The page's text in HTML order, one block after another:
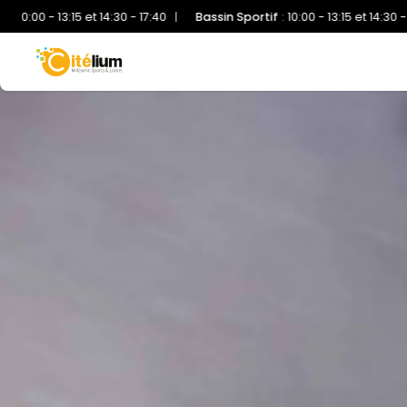
| Bassin Sportif:10:00 - 13:15 et 14:30 - 17:40 Accueil:10:00